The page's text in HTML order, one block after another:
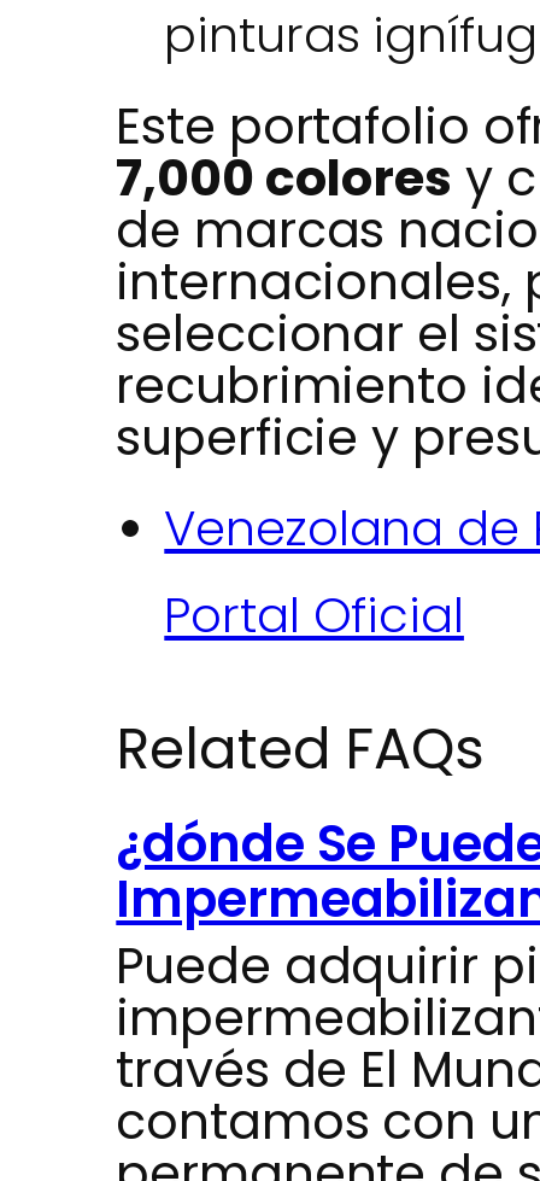
pinturas
Este portafolio
7,000 colores y
de marcas
internacionales,
seleccionar el
recubrimiento
superficie y
Venezolana de
Portal Oficial
Related FAQs
¿dónde Se
Puede adquirir
través de El
contamos con